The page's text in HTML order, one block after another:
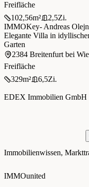
Freifläche
102,56m² 2,5Zi.
IMMOKey- Andreas
Elegante Villa in
Garten
2384 Breitenfurt bei
Freifläche
329m² 6,5Zi.
EDEX Immobilien GmbH
Immobilienwissen,
IMMOunited